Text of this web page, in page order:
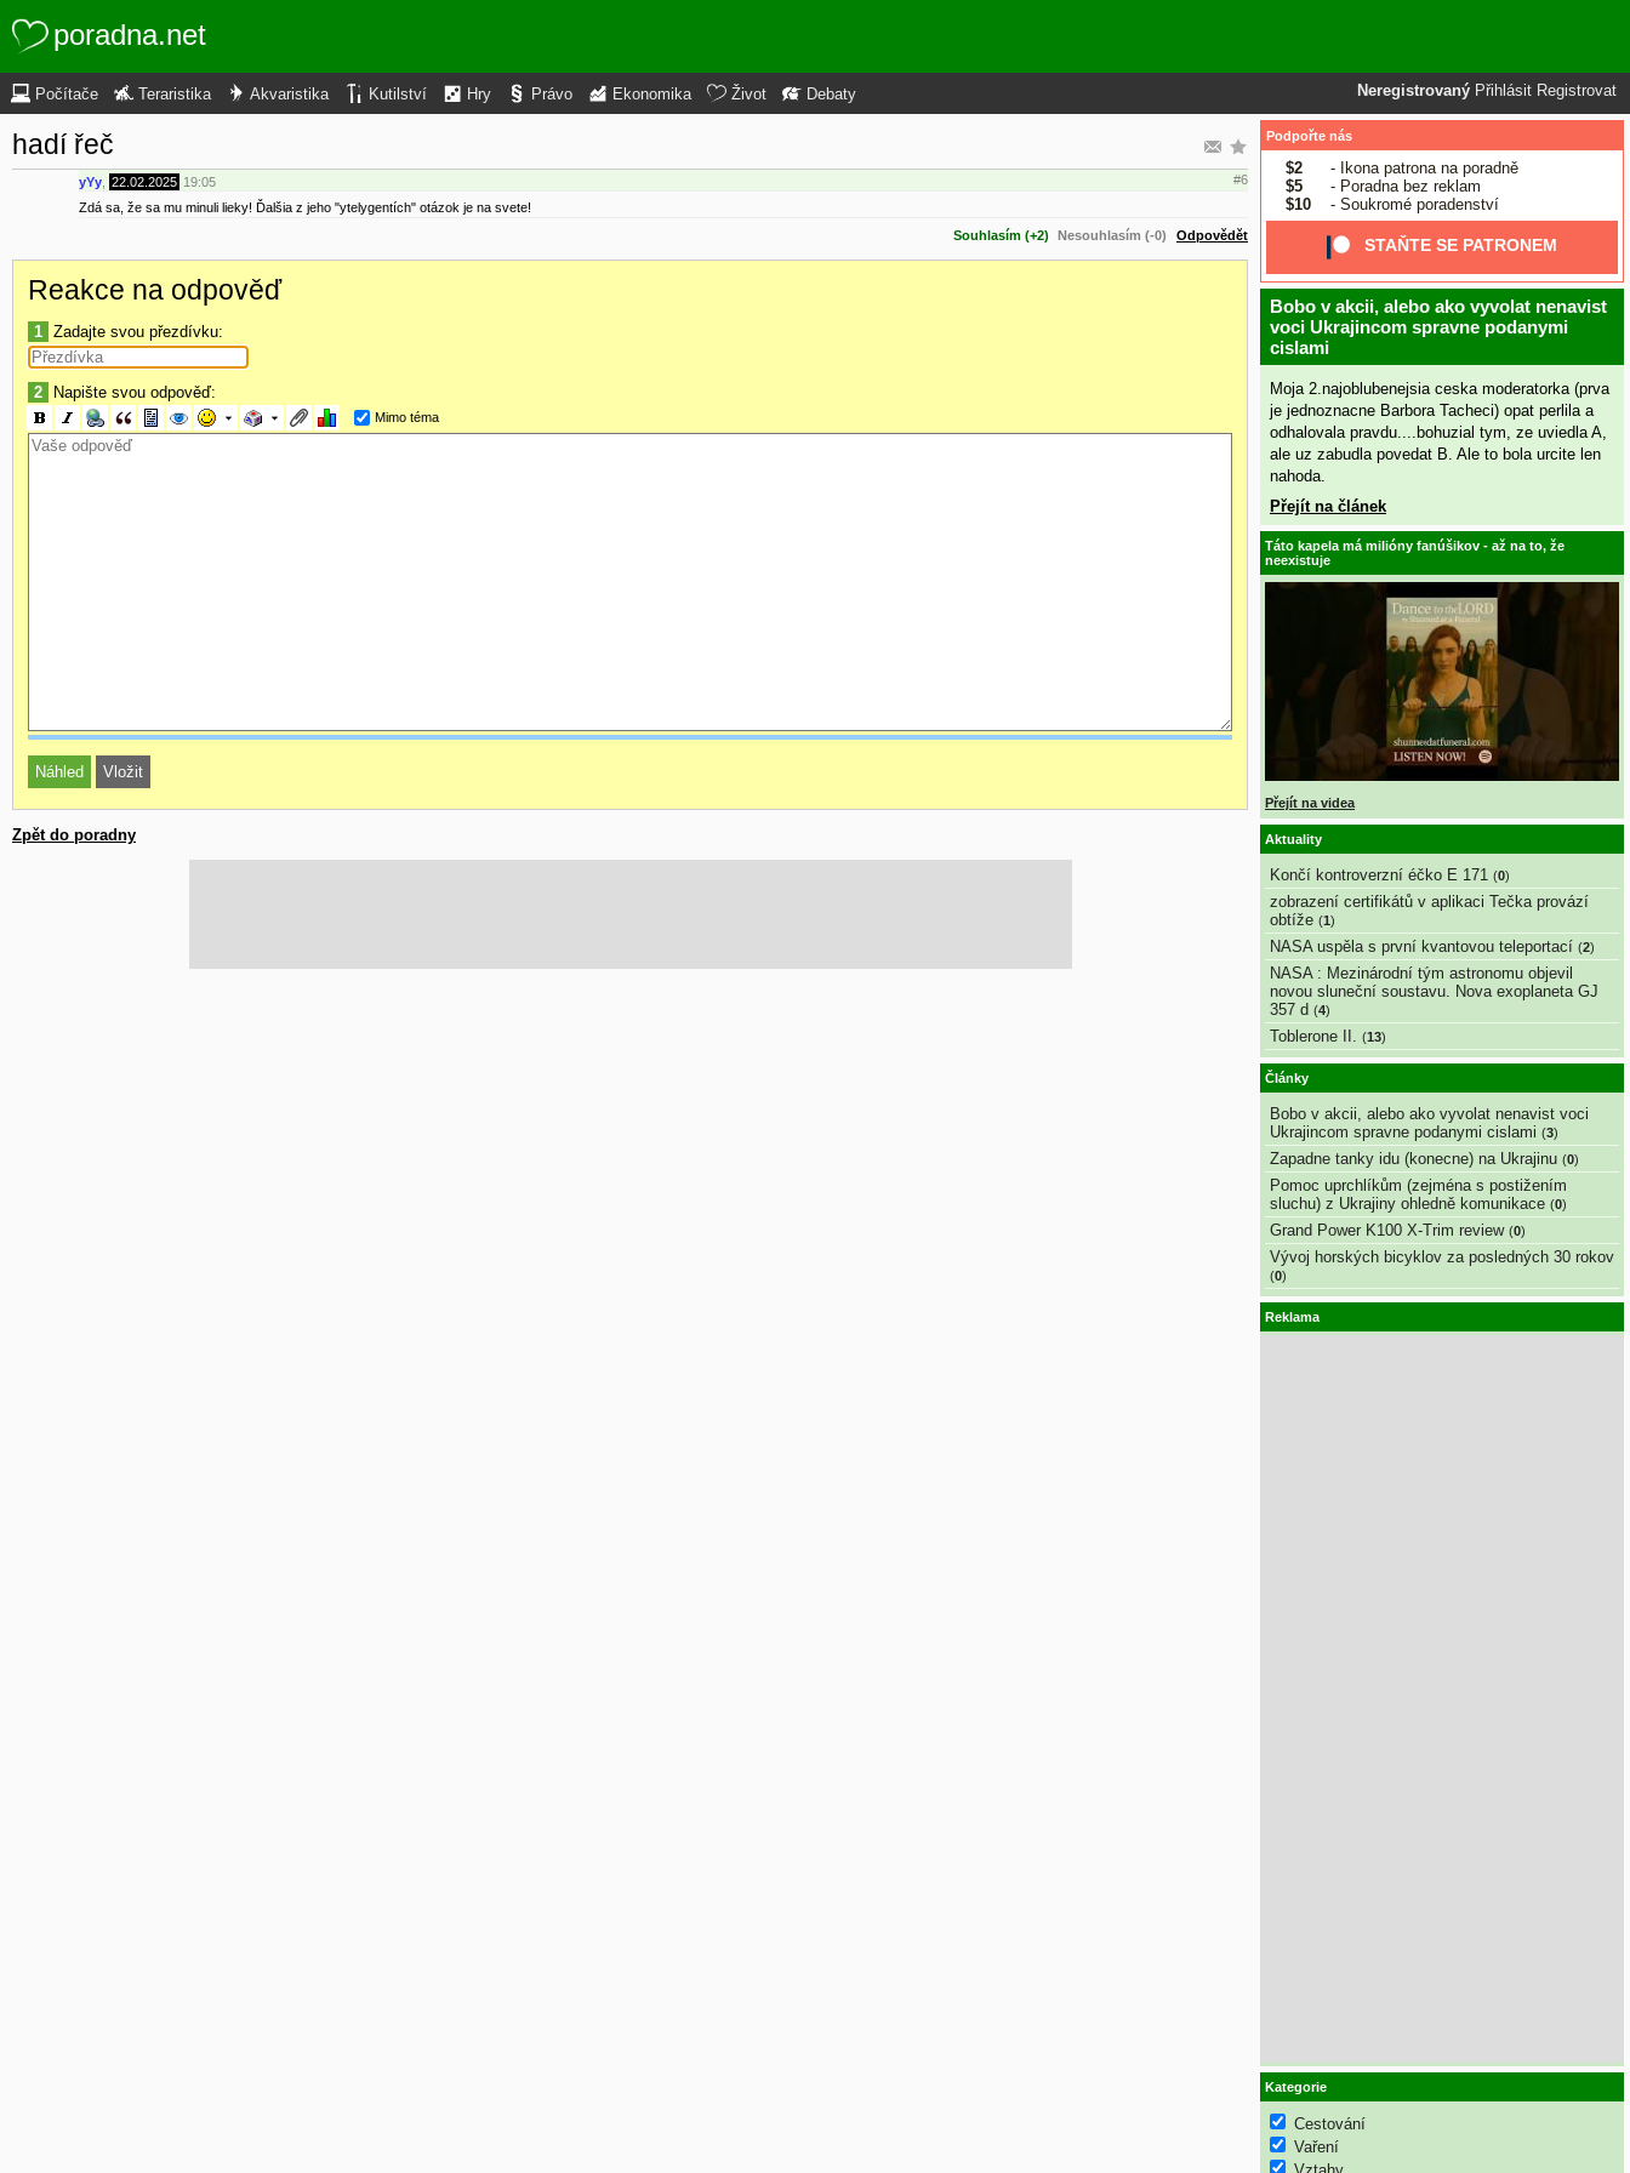
poradna.net
Neregistrovaný Přihlásit Registrovat
Počítače Teraristika Akvaristika Kutilství Hry Právo Ekonomika Život Debaty
hadí řeč
yYy 22.02.2025 19:05
#6
Zdá sa, že sa mu minuli lieky! Ďalšia z jeho "ytelygentích" otázok je na svete!
Souhlasím (+2)
Nesouhlasím (-0) Odpovědět
Reakce na odpověď
1 Zadajte svou přezdívku:
2 Napište svou odpověď:
Mimo téma
Zpět do poradny
Podpořte nás
$2
- Ikona patrona na poradně
$5
- Poradna bez reklam
$10
- Soukromé poradenství
STAŇTE SE PATRONEM
Bobo v akcii, alebo ako vyvolat nenavist
voci Ukrajincom spravne podanymi
cislami
Moja 2.najoblubenejsia ceska moderatorka (prva
je jednoznacne Barbora Tacheci) opat perlila a
odhalovala pravdu....bohuzial tym, ze uviedla A,
ale uz zabudla povedat B. Ale to bola urcite len
nahoda.
Přejít na článek
Táto kapela má milióny fanúšikov - až na to, že
neexistuje
Přejít na videa
Aktuality
Končí kontroverzní éčko E 171 (0)
zobrazení certifikátů v aplikaci Tečka provází
obtíže (1)
NASA uspěla s první kvantovou teleportací (2)
NASA : Mezinárodní tým astronomu objevil
novou sluneční soustavu. Nova exoplaneta GJ
357 d (4)
Toblerone II. (13)
Články
Bobo v akcii, alebo ako vyvolat nenavist voci
Ukrajincom spravne podanymi cislami (3)
Zapadne tanky idu (konecne) na Ukrajinu (0)
Pomoc uprchlíkům (zejména s postižením
sluchu) z Ukrajiny ohledně komunikace (0)
Grand Power K100 X-Trim review (0)
Vývoj horských bicyklov za posledných 30 rokov
(0)
Reklama
Kategorie
Cestování
Vaření